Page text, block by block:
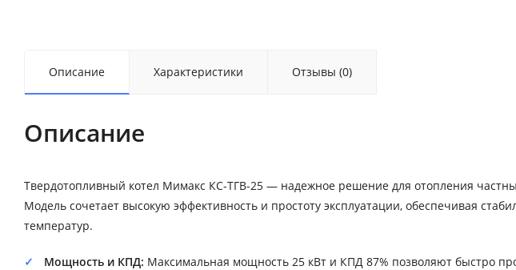
Описание Характеристики Отзывы (0)
Описание
Твердотопливный котел Мимакс КС-ТГВ-25 — надежное решение для отопления
Модель сочетает высокую эффективность и простоту эксплуатации, обеспечивая
температур.
Мощность и КПД: Максимальная мощность 25 кВт и КПД 87% позволяют быстро